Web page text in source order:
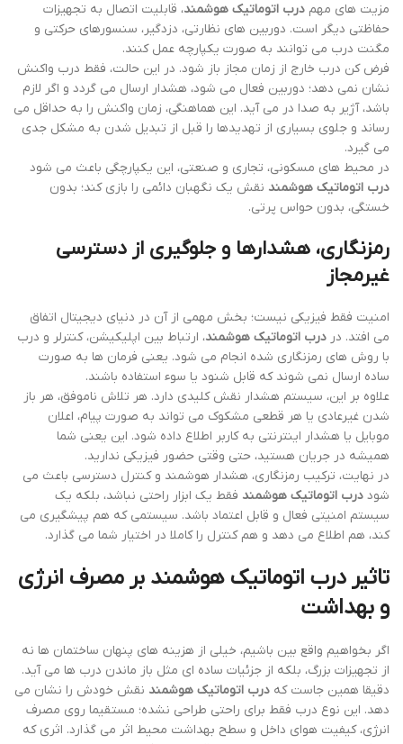
مزیت های مهم درب اتوماتیک هوشمند، قابلیت اتصال به تجهیزات
حفاظتی دیگر است. دوربین های نظارتی، دزدگیر، سنسورهای حرکتی و
مگنت درب می توانند به صورت یکپارچه عمل کنند.
فرض کن درب خارج از زمان مجاز باز شود. در این حالت، فقط درب واکنش
نشان نمی دهد؛ دوربین فعال می شود، هشدار ارسال می گردد و اگر لازم
باشد، آژیر به صدا در می آید. این هماهنگی، زمان واکنش را به حداقل می
رساند و جلوی بسیاری از تهدیدها را قبل از تبدیل شدن به مشکل جدی
می گیرد.
در محیط های مسکونی، تجاری و صنعتی، این یکپارچگی باعث می شود
درب اتوماتیک هوشمند نقش یک نگهبان دائمی را بازی کند؛ بدون
خستگی، بدون حواس پرتی.
رمزنگاری، هشدارها و جلوگیری از دسترسی
غیرمجاز
امنیت فقط فیزیکی نیست؛ بخش مهمی از آن در دنیای دیجیتال اتفاق
می افتد. در درب اتوماتیک هوشمند، ارتباط بین اپلیکیشن، کنترلر و درب
با روش های رمزنگاری شده انجام می شود. یعنی فرمان ها به صورت
ساده ارسال نمی شوند که قابل شنود یا سوء استفاده باشند.
علاوه بر این، سیستم هشدار نقش کلیدی دارد. هر تلاش ناموفق، هر باز
شدن غیرعادی یا هر قطعی مشکوک می تواند به صورت پیام، اعلان
موبایل یا هشدار اینترنتی به کاربر اطلاع داده شود. این یعنی شما
همیشه در جریان هستید، حتی وقتی حضور فیزیکی ندارید.
در نهایت، ترکیب رمزنگاری، هشدار هوشمند و کنترل دسترسی باعث می
شود درب اتوماتیک هوشمند فقط یک ابزار راحتی نباشد، بلکه یک
سیستم امنیتی فعال و قابل اعتماد باشد. سیستمی که هم پیشگیری می
کند، هم اطلاع می دهد و هم کنترل را کاملا در اختیار شما می گذارد.
تاثیر درب اتوماتیک هوشمند بر مصرف انرژی
و بهداشت
اگر بخواهیم واقع بین باشیم، خیلی از هزینه های پنهان ساختمان ها نه
از تجهیزات بزرگ، بلکه از جزئیات ساده ای مثل باز ماندن درب ها می آید.
دقیقا همین جاست که درب اتوماتیک هوشمند نقش خودش را نشان می
دهد. این نوع درب فقط برای راحتی طراحی نشده؛ مستقیما روی مصرف
انرژی، کیفیت هوای داخل و سطح بهداشت محیط اثر می گذارد. اثری که